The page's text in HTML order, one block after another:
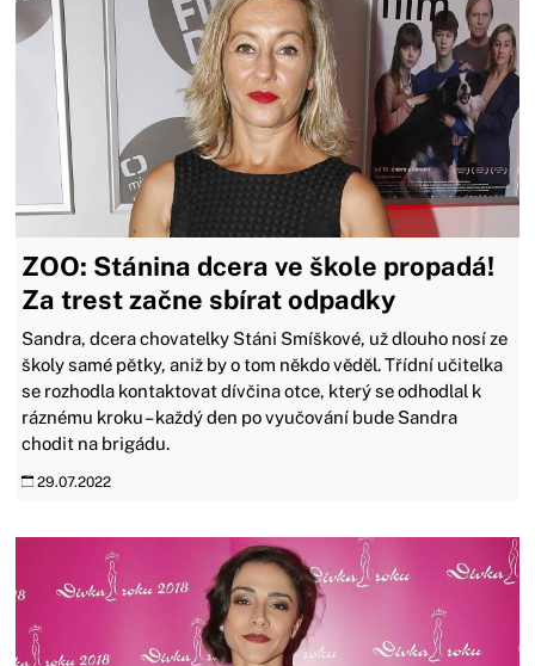
ZOO: Stánina dcera ve škole propadá!
Za trest začne sbírat odpadky
Sandra, dcera chovatelky Stáni Smíškové, už dlouho nosí ze
školy samé pětky, aniž by o tom někdo věděl. Třídní učitelka
se rozhodla kontaktovat dívčina otce, který se odhodlal k
ráznému kroku – každý den po vyučování bude Sandra
chodit na brigádu.
29.07.2022